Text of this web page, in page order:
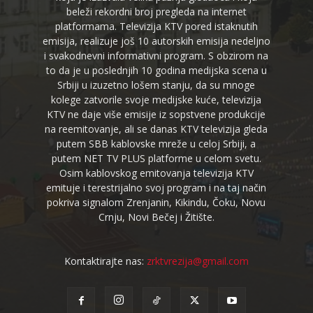
beleži rekordni broj pregleda na internet
platformama. Televizija KTV pored istaknutih
emisija, realizuje još 10 autorskih emisija nedeljno
i svakodnevni informativni program. S obzirom na
to da je u poslednjih 10 godina medijska scena u
Srbiji u izuzetno lošem stanju, da su mnoge
kolege zatvorile svoje medijske kuće, televizija
KTV ne daje više emisije iz sopstvene produkcije
na reemitovanje, ali se danas KTV televizija gleda
putem SBB kablovske mreže u celoj Srbiji, a
putem NET TV PLUS platforme u celom svetu.
Osim kablovskog emitovanja televizija KTV
emituje i terestrijalno svoj program i na taj način
pokriva signalom Zrenjanin, Kikindu, Čoku, Novu
Crnju, Novi Bečej i Žitište.
Kontaktirajte nas: zrktvrezija@gmail.com